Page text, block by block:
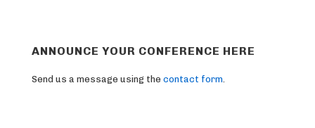
ANNOUNCE YOUR CONFERENCE HERE
Send us a message using the contact form